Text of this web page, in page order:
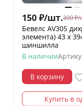
150 ₽/шт.300 ₽/
Бевелс AV305
элемента) 43 х
шиншилла
В наличии
В корзину
Купить в